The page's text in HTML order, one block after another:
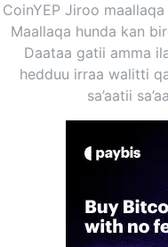
CoinYEP Jiroo
Maallaqa hunda kan
Daataa gatii amma
hedduu irraa walitti
sa’aatii